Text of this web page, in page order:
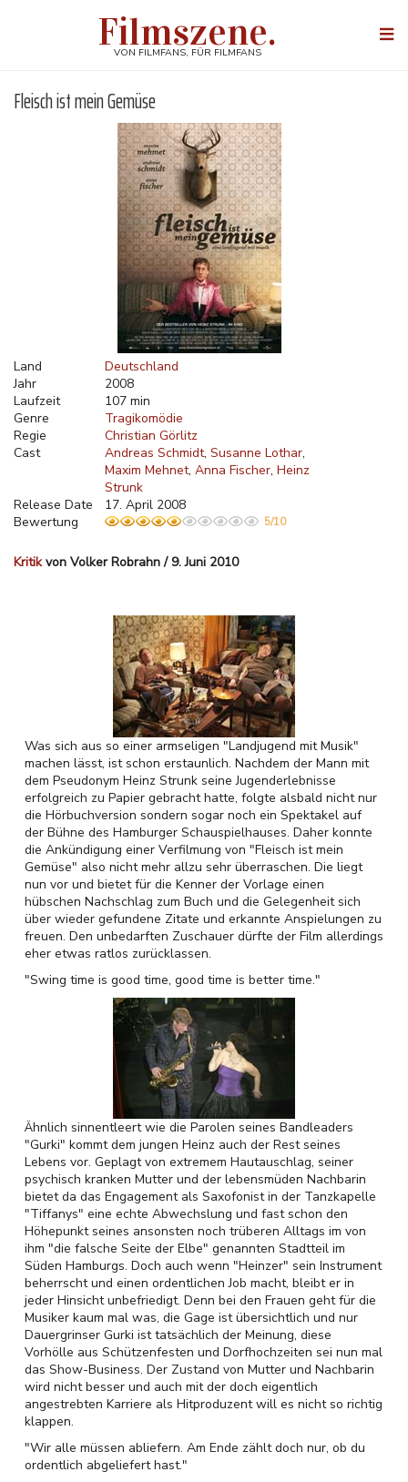
Filmszene.
VON FILMFANS, FÜR FILMFANS
Fleisch ist mein Gemüse
Land
Deutschland
Jahr
2008
Laufzeit
107 min
Genre
Tragikomödie
Regie
Christian Görlitz
Cast
Andreas Schmidt Susanne Lothar
Maxim Mehnet Anna Fischer Heinz
Strunk
Release Date
17. April 2008
Bewertung
5/10
Kritikvon Volker Robrahn / 9. Juni 2010
Was sich aus so einer armseligen "Landjugend mit Musik"
machen lässt, ist schon erstaunlich. Nachdem der Mann mit
dem Pseudonym Heinz Strunk seine Jugenderlebnisse
erfolgreich zu Papier gebracht hatte, folgte alsbald nicht nur
die Hörbuchversion sondern sogar noch ein Spektakel auf
der Bühne des Hamburger Schauspielhauses. Daher konnte
die Ankündigung einer Verfilmung von "Fleisch ist mein
Gemüse" also nicht mehr allzu sehr überraschen. Die liegt
nun vor und bietet für die Kenner der Vorlage einen
hübschen Nachschlag zum Buch und die Gelegenheit sich
über wieder gefundene Zitate und erkannte Anspielungen zu
freuen. Den unbedarften Zuschauer dürfte der Film allerdings
eher etwas ratlos zurücklassen.
"Swing time is good time, good time is better time."
Ähnlich sinnentleert wie die Parolen seines Bandleaders
"Gurki" kommt dem jungen Heinz auch der Rest seines
Lebens vor. Geplagt von extremem Hautauschlag, seiner
psychisch kranken Mutter und der lebensmüden Nachbarin
bietet da das Engagement als Saxofonist in der Tanzkapelle
"Tiffanys" eine echte Abwechslung und fast schon den
Höhepunkt seines ansonsten noch trüberen Alltags im von
ihm "die falsche Seite der Elbe" genannten Stadtteil im
Süden Hamburgs. Doch auch wenn "Heinzer" sein Instrument
beherrscht und einen ordentlichen Job macht, bleibt er in
jeder Hinsicht unbefriedigt. Denn bei den Frauen geht für die
Musiker kaum mal was, die Gage ist übersichtlich und nur
Dauergrinser Gurki ist tatsächlich der Meinung, diese
Vorhölle aus Schützenfesten und Dorfhochzeiten sei nun mal
das Show-Business. Der Zustand von Mutter und Nachbarin
wird nicht besser und auch mit der doch eigentlich
angestrebten Karriere als Hitproduzent will es nicht so richtig
klappen.
"Wir alle müssen abliefern. Am Ende zählt doch nur, ob du
ordentlich abgeliefert hast."